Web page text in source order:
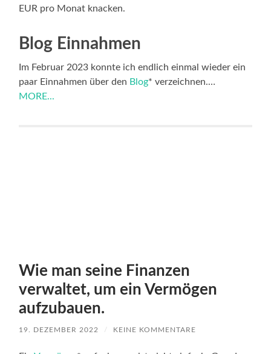
EUR pro Monat knacken.
Blog Einnahmen
Im Februar 2023 konnte ich endlich einmal wieder ein
paar Einnahmen über den Blog* verzeichnen.…
MORE...
Wie man seine Finanzen
verwaltet, um ein Vermögen
aufzubauen.
19. DEZEMBER 2022 / KEINE KOMMENTARE